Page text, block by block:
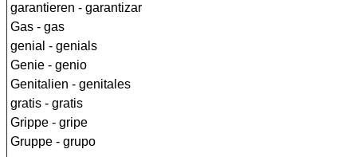
garantieren - garantizar
Gas - gas
genial - genials
Genie - genio
Genitalien - genitales
gratis - gratis
Grippe - gripe
Gruppe - grupo